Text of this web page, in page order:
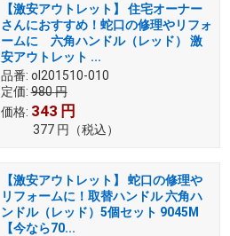
【激安アウトレット】 住宅オーナー
さんにおすすめ！蛇口の修理やリフォ
ームに 六角ハンドル（レッド） 激
安アウトレット ...
品番: ol201510-010
定価: 980円
価格: 343 円
377 円 （税込）
【激安アウトレット】 蛇口の修理や
リフォームに！取替ハンドル 六角ハ
ンドル（レッド）5個セット 9045M
【今なら70...